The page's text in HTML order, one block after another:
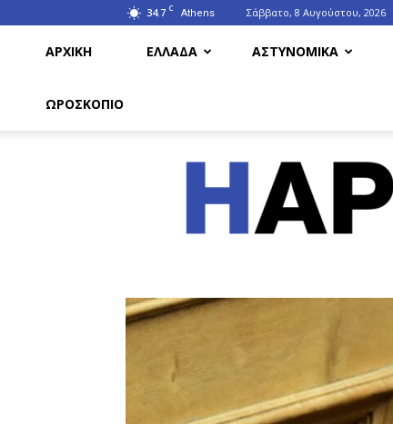
34.7 C Athens Σάββατο, 8 Αυγούστου, 2026
ΑΡΧΙΚΗ ΕΛΛΑΔΑ ΑΣΤΥΝΟΜΙΚΑ
ΩΡΟΣΚΟΠΙΟ